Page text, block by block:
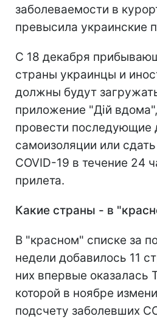
заболеваемости в
превысила украинские
С 18 декабря
страны украинцы и
должны будут
приложение "Дій
провести последующие
самоизоляции или
COVID-19 в течение 24
прилета.
Какие страны - в
В "красном" списке за
недели добавилось 11
них впервые оказалась
которой в ноябре
подсчету заболевших